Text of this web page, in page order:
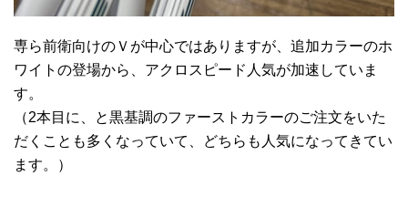
専ら前衛向けのＶが中心ではありますが、追加カラーのホ
ワイトの登場から、アクロスピード人気が加速していま
す。
（2本目に、と黒基調のファーストカラーのご注文をいた
だくことも多くなっていて、どちらも人気になってきてい
ます。）